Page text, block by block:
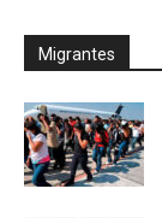
Migrantes